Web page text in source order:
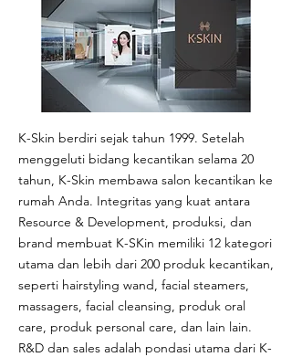
K-Skin berdiri sejak tahun 1999. Setelah
menggeluti bidang kecantikan selama 20
tahun, K-Skin membawa salon kecantikan ke
rumah Anda. Integritas yang kuat antara
Resource & Development, produksi, dan
brand membuat K-SKin memiliki 12 kategori
utama dan lebih dari 200 produk kecantikan,
seperti hairstyling wand, facial steamers,
massagers, facial cleansing, produk oral
care, produk personal care, dan lain lain.
R&D dan sales adalah pondasi utama dari K-